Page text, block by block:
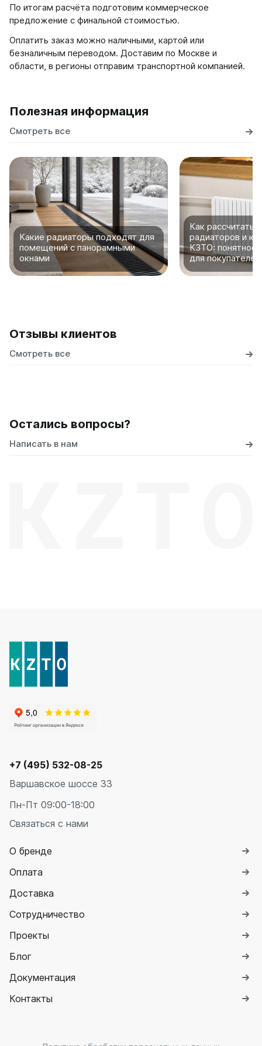
По итогам расчёта подготовим коммерческое
предложение с финальной стоимостью.
Оплатить заказ можно наличными, картой или
безналичным переводом. Доставим по Москве и
области, в регионы отправим транспортной компанией.
Полезная информация
Смотреть все
Какие радиаторы подходят для
помещений с панорамными
окнами
Как рассчитать
радиаторов и
КЗТО: понятное
для покупателей
Отзывы клиентов
Смотреть все
Остались вопросы?
Написать в нам
+7 (495) 532-08-25
Варшавское шоссе 33
Пн-Пт 09:00-18:00
Связаться с нами
О бренде
Оплата
Доставка
Сотрудничество
Проекты
Блог
Документация
Контакты